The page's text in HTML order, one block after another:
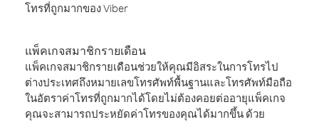
โทรที่ถูกมากของ Viber
แพ็คเกจสมาชิกรายเดือน
แพ็คเกจสมาชิกรายเดือนช่วยให้คุณมีอิสระในการโทรไป
ต่างประเทศถึงหมายเลขโทรศัพท์พื้นฐานและโทรศัพท์มือถือ
ในอัตราค่าโทรที่ถูกมากได้โดยไม่ต้องคอยต่ออายุแพ็คเกจ
คุณจะสามารถประหยัดค่าโทรของคุณได้มากขึ้น ด้วย